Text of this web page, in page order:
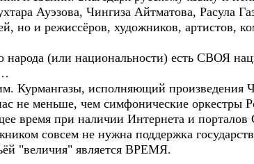
Ауэзова, Чингиза Айтматова, Расула
но и режиссёров, художников, артистов,
(или национальности) есть СВОЯ
исполняющий произведения
не меньше, чем симфонические оркестры
при наличии Интернета и порталов
совсем не нужна поддержка
"величия" является ВРЕМЯ.